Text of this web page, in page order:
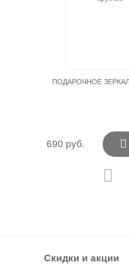
ПОДАРОЧНОЕ
690 руб. 
Скидки и акции